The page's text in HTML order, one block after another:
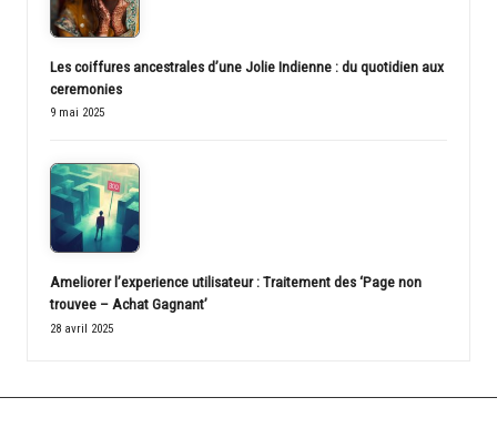
Les coiffures ancestrales d’une Jolie Indienne : du quotidien aux
ceremonies
9 mai 2025
Ameliorer l’experience utilisateur : Traitement des ‘Page non
trouvee – Achat Gagnant’
28 avril 2025